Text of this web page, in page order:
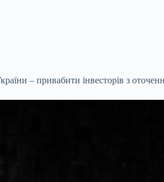
– привабити інвесторів з